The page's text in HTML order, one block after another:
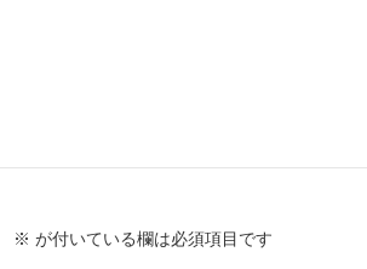
※ が付いている欄は必須項目です